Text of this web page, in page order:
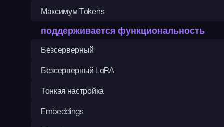
Максимум Tokens
поддерживается функциональность
Безсерверный
Безсерверный LoRA
Тонкая настройка
Embeddings